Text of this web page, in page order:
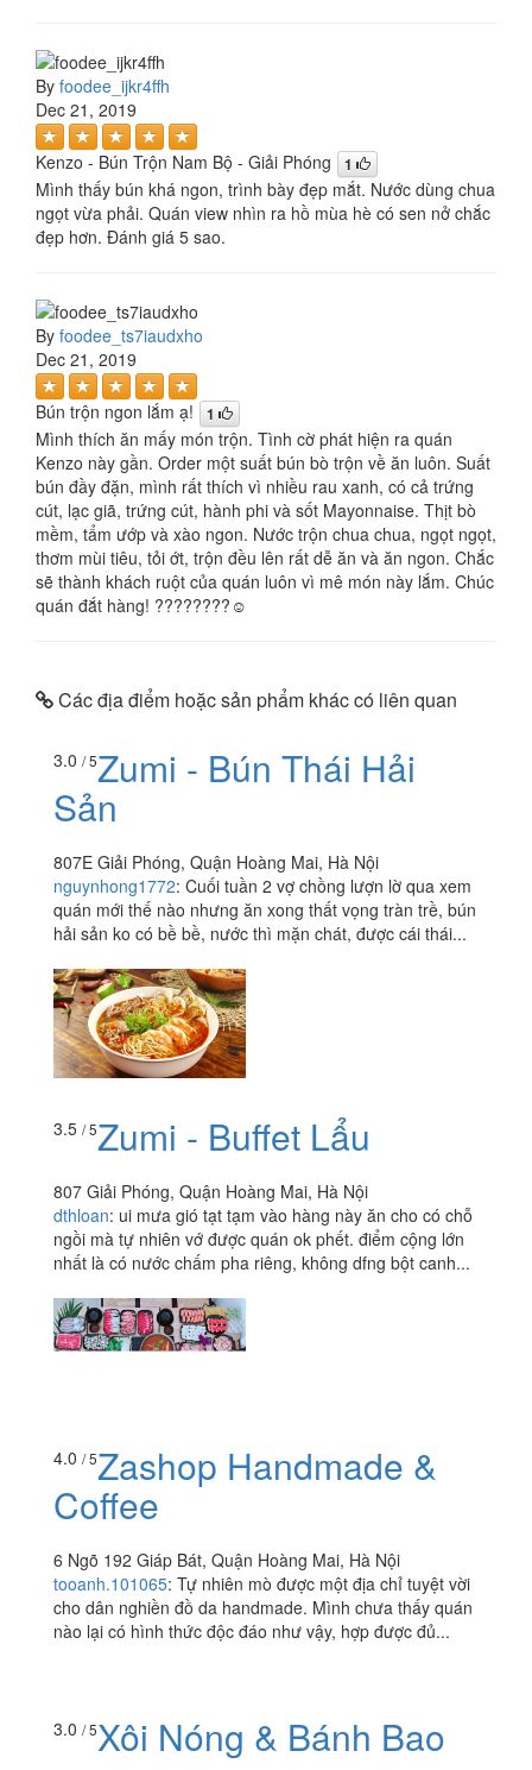
By foodee_ijkr4ffh
Dec 21, 2019
Kenzo - Bún Trộn Nam Bộ - Giải Phóng 1
Mình thấy bún khá ngon, trình bày đẹp mắt. Nước dùng chua
ngọt vừa phải. Quán view nhìn ra hồ mùa hè có sen nở chắc
đẹp hơn. Đánh giá 5 sao.
By foodee_ts7iaudxho
Dec 21, 2019
Bún trộn ngon lắm ạ! 1
Mình thích ăn mấy món trộn. Tình cờ phát hiện ra quán
Kenzo này gần. Order một suất bún bò trộn về ăn luôn. Suất
bún đầy đặn, mình rất thích vì nhiều rau xanh, có cả trứng
cút, lạc giã, trứng cút, hành phi và sốt Mayonnaise. Thịt bò
mềm, tẩm ướp và xào ngon. Nước trộn chua chua, ngọt ngọt,
thơm mùi tiêu, tỏi ớt, trộn đều lên rất dễ ăn và ăn ngon. Chắc
sẽ thành khách ruột của quán luôn vì mê món này lắm. Chúc
quán đắt hàng! ????????☺️
Các địa điểm hoặc sản phẩm khác có liên quan
3.0 / 5Zumi - Bún Thái Hải
Sản
807E Giải Phóng, Quận Hoàng Mai, Hà Nội
nguynhong1772: Cuối tuần 2 vợ chồng lượn lờ qua xem
quán mới thế nào nhưng ăn xong thất vọng tràn trề, bún
hải sản ko có bề bề, nước thì mặn chát, được cái thái...
3.5 / 5Zumi - Buffet Lẩu
807 Giải Phóng, Quận Hoàng Mai, Hà Nội
dthloan: ui mưa gió tạt tạm vào hàng này ăn cho có chỗ
ngồi mà tự nhiên vớ được quán ok phết. điểm cộng lớn
nhất là có nước chấm pha riêng, không dfng bột canh...
4.0 / 5Zashop Handmade &
Coffee
6 Ngõ 192 Giáp Bát, Quận Hoàng Mai, Hà Nội
tooanh.101065: Tự nhiên mò được một địa chỉ tuyệt vời
cho dân nghiền đồ da handmade. Mình chưa thấy quán
nào lại có hình thức độc đáo như vậy, hợp được đủ...